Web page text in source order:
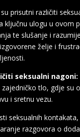
prisutni različiti
ključnu ulogu u ovom
te slušanje i
želje i
seksualni
tlo, gdje su
i sretnu vezu.
seksualnih
razgovora o